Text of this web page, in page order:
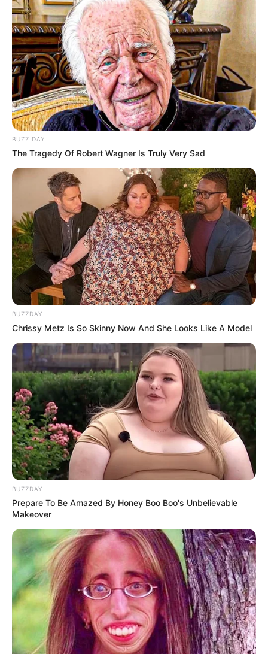
Ambyar! 10 Kalimat Baper
Pakai Bahasa Jawa Ini Bikin
Galau Abis
Fail! 10 Potret Makanan Gagal
Dimasak yang Bikin Kamu
Nggak Selera
10 Pose Manekin Anti
Mainstream yang Konyol
Banget
8 Kata Lucu Seputar Malam
Minggu ala Jomblo yang Bikin
Ngenes
10 Desain Kanopi Tempat
Tidur, Serasa Beristirahat di
Kamar Raja
BUZZ DAY
The Tragedy Of Robert Wagner Is Truly Very Sad
BUZZDAY
Chrissy Metz Is So Skinny Now And She Looks Like A Model
BUZZDAY
Prepare To Be Amazed By Honey Boo Boo's Unbelievable
Makeover